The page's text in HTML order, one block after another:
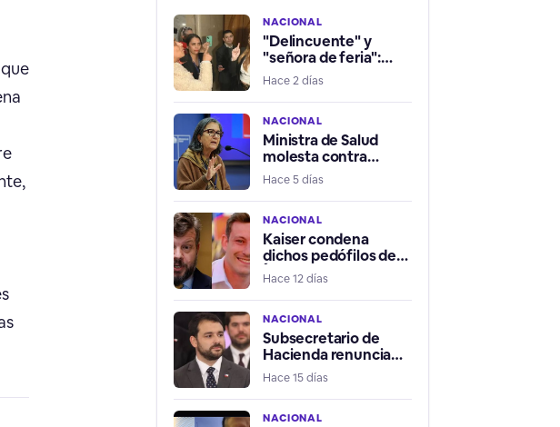
NACIONAL
"Delincuente" y
"señora de feria":
senadoras Campillai y
Flores protagonizan
un vergonzoso
enfrentamiento
Hace 2 días
NACIONAL
Ministra de Salud
molesta contra
proyecto para
escuchar el corazón
de embrión o feto
antes de abortar
Hace 5 días
NACIONAL
Kaiser condena
dichos pedófilos de
Ítalo Omegna pero no
lo saca del Partido
Libertario
Hace 12 días
NACIONAL
Subsecretario de
Hacienda renuncia
tras test positivo de
droga y niega ser
consumidor
Hace 15 días
NACIONAL